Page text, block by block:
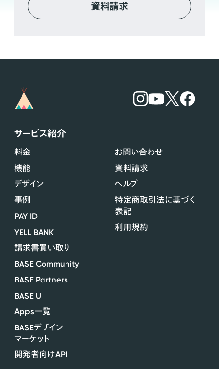
資料請求
サービス紹介
料金
機能
デザイン
事例
PAY ID
YELL BANK
請求書買い取り
BASE Community
BASE Partners
BASE U
Apps一覧
BASEデザイン
マーケット
開発者向けAPI
お問い合わせ
資料請求
ヘルプ
特定商取引法に基づく
表記
利用規約